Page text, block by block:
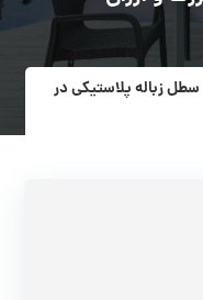
سطل زباله پلاستیکی در